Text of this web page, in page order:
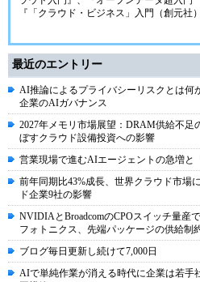
『「クラウド・ビジネス」入門（創元社）
最近のエントリー
AI推論によるプライバシーリスクとは何
企業のAIガバナンス
2027年メモリ市場展望：DRAM供給不足
ぼすクラウド設備投資への影響
営業現場で進むAIエージェントの急増と
前年同期比43%成長、世界クラウド市場
ド企業9社の影響
NVIDIAとBroadcomのCPOスイッチ量産
フォトニクス、先端パッケージの供給制
ブログ毎日更新し続けて7,000日
AIで単純作業が消える時代に企業は若手